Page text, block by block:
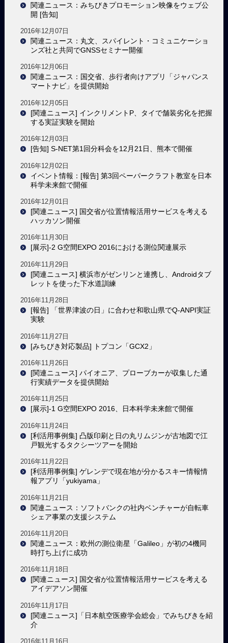
関連ニュース：みちびきプロモーション映像をウェブ公
開 [告知]
2016年12月07日
関連ニュース：丸文、スパイレント・コミュニケーショ
ンズ社と共同でGNSSセミナー開催
2016年12月06日
関連ニュース：国交省、歩行者向けアプリ「ジャパンス
マートナビ」を提供開始
2016年12月05日
[関連ニュース] インクリメントP、タイで舗装劣化を把握
する実証実験を開始
2016年12月03日
[告知] S-NET第1回分科会を12月21日、熊本で開催
2016年12月02日
イベント情報：[報告] 第3回ペーパークラフト教室を日本
科学未来館で開催
2016年12月01日
[関連ニュース] 国交省が位置情報活用サービスを考える
ハッカソン開催
2016年11月30日
[展示]-2 G空間EXPO 2016における測位関連展示
2016年11月29日
[関連ニュース] 横浜市がゼンリンと連携し、Androidタブ
レットを使った下水道訓練
2016年11月28日
[報告] 「世界津波の日」に合わせ和歌山県でQ-ANPI実証
実験
2016年11月27日
[みちびき対応製品] トプコン「GCX2」
2016年11月26日
[関連ニュース] パイオニア、プローブカーが収集した通
行実績データを提供開始
2016年11月25日
[展示]-1 G空間EXPO 2016、日本科学未来館で開催
2016年11月24日
[利活用事例集] 凸版印刷と日の丸リムジンが古地図で江
戸観光するタクシーツアーを開始
2016年11月22日
[利活用事例集] ゲレンデで現在地が分かるスキー情報情
報アプリ「yukiyama」
2016年11月21日
関連ニュース：ソフトバンクの社内ベンチャーが自転車
シェア事業の支援システム
2016年11月20日
関連ニュース：欧州の測位衛星「Galileo」が初の4機同
時打ち上げに成功
2016年11月18日
[関連ニュース] 国交省が位置情報活用サービスを考える
アイデアソン開催
2016年11月17日
[関連ニュース]「日本航空医療学会総会」でみちびきを紹
介
2016年11月16日